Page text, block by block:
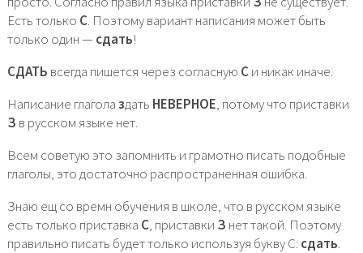
Есть только С. Поэтому вариант написания может быть
только один — сдать!
СДАТЬ всегда пишется через согласную Си никак иначе.
Написание глаголаздать НЕВЕРНОЕ, потому что приставки
З в русском языке нет.
Всем советую это запомнить и грамотно писать подобные
глаголы, это достаточно распространенная ошибка.
Знаю ещ со времн обучения в школе, что в русском языке
есть только приставка С, приставки З нет такой. Поэтому
правильно писать будет только используя букву С: сдать.